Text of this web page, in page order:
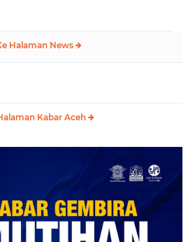
Halaman News
Kabar Aceh